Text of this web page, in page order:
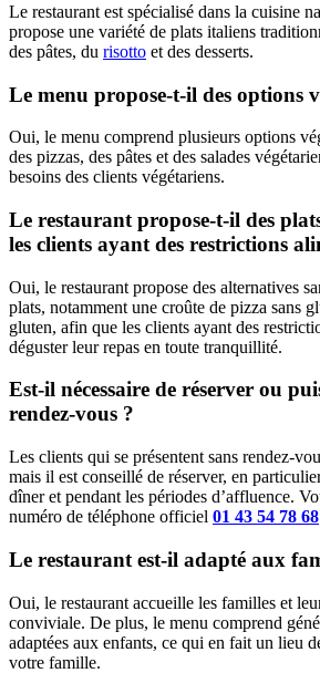
Le restaurant est spécialisé dans la cuisine
propose une variété de plats italiens
des pâtes, du risotto et des desserts.
Le menu propose-t-il des options
Oui, le menu comprend plusieurs options
des pizzas, des pâtes et des salades
besoins des clients végétariens.
Le restaurant propose-t-il des
les clients ayant des restrictions
Oui, le restaurant propose des alternatives
plats, notamment une croûte de pizza sans
gluten, afin que les clients ayant des
déguster leur repas en toute tranquillité.
Est-il nécessaire de réserver ou
rendez-vous ?
Les clients qui se présentent sans rendez-
mais il est conseillé de réserver, en
dîner et pendant les périodes d’affluence.
numéro de téléphone officiel 01 43 54 78 68
Le restaurant est-il adapté aux
Oui, le restaurant accueille les familles et
conviviale. De plus, le menu comprend
adaptées aux enfants, ce qui en fait un lieu
votre famille.